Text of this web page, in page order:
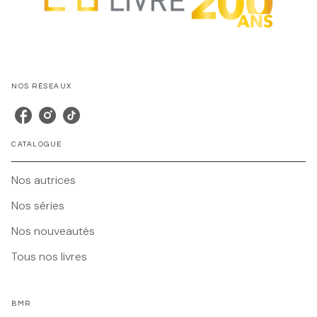
NOS RÉSEAUX
CATALOGUE
Nos autrices
Nos séries
Nos nouveautés
Tous nos livres
BMR